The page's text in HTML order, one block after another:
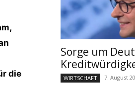
die
Sorge um
WIRTSCHAFT 7. August